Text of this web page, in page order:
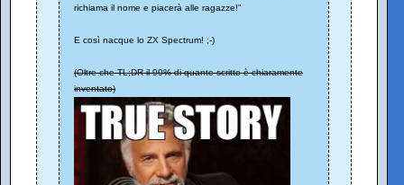
richiama il nome e piacerà alle ragazze!"
E così nacque lo ZX Spectrum! ;-)
(Oltre che TL;DR il 99% di quanto scritto è chiaramente
inventato)